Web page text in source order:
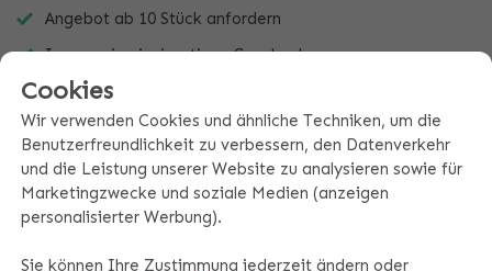
Angebot ab 10 Stück anfordern
Immer ein einzigartiges Geschenk
Produktspezifikationen
Cookies
Wir verwenden Cookies und ähnliche Techniken, um die
Benutzerfreundlichkeit zu verbessern, den Datenverkehr
und die Leistung unserer Website zu analysieren sowie für
Marketingzwecke und soziale Medien (anzeigen
personalisierter Werbung).
Sie können Ihre Zustimmung jederzeit ändern oder